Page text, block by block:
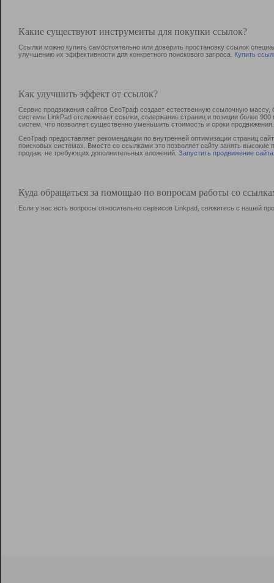
Какие существуют инструменты для покупки ссылок?
Ссылки можно купить самостоятельно или доверить простановку ссылок
улучшению их эффективности для конкретного поискового запроса. Купить
Как улучшить эффект от ссылок?
Сервис продвижения сайтов СеоТраф создает естественную ссылочную
системы LinkPad отслеживает ссылки, содержание страниц и позиции более
систем, что позволяет существенно уменьшить стоимость и сроки продвижения.
СеоТраф предоставляет рекомендации по внутренней оптимизации страниц
поисковых системах. Вместе со ссылками это позволяет сайту занять
продаж, не требующих дополнительных вложений. Запустить продвижение сайта
Куда обращаться за помощью по вопросам работы со
Если у вас есть вопросы относительно сервисов Linkpad, свяжитесь с нашей